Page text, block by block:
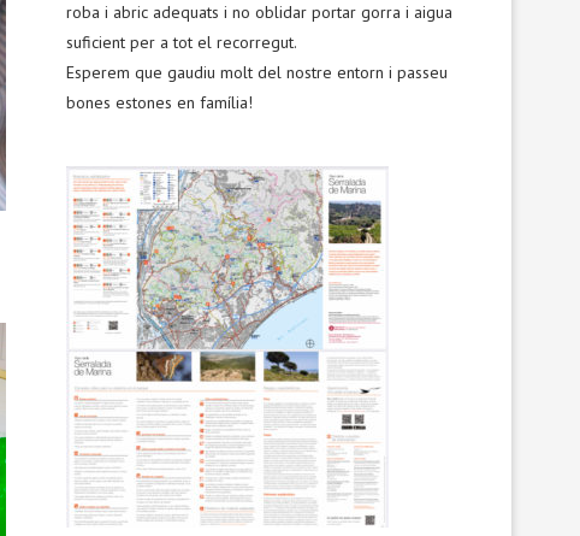
roba i abric adequats i no oblidar portar gorra i aigua
suficient per a tot el recorregut.
Esperem que gaudiu molt del nostre entorn i passeu
bones estones en família!